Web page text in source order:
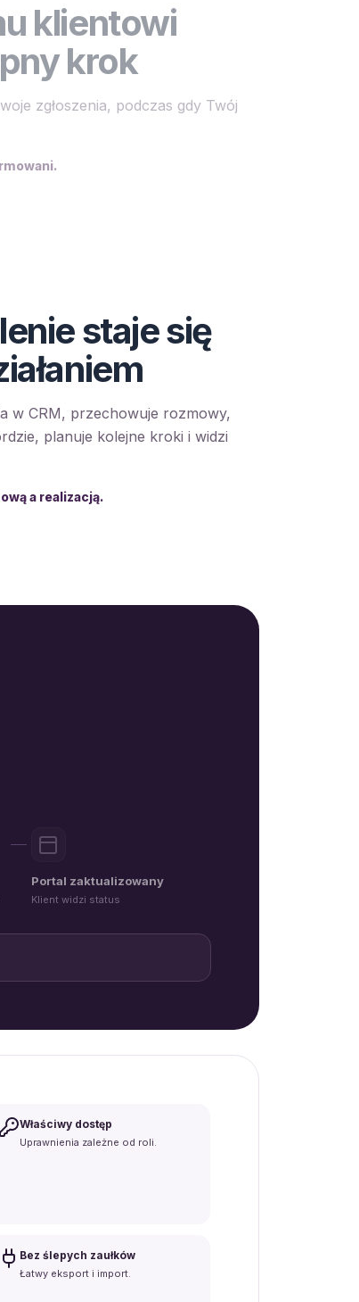
klientowi
krok
zgłoszenia, podczas gdy Twój
staje się
w CRM, przechowuje rozmowy,
planuje kolejne kroki i widzi
a realizacją.
Portal zaktualizowany
Klient widzi status
Właściwy dostęp
Uprawnienia zależne od roli.
Bez ślepych zaułków
Łatwy eksport i import.